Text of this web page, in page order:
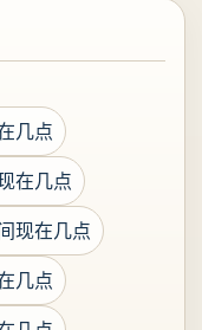
几点
在几点
现在几点
几点